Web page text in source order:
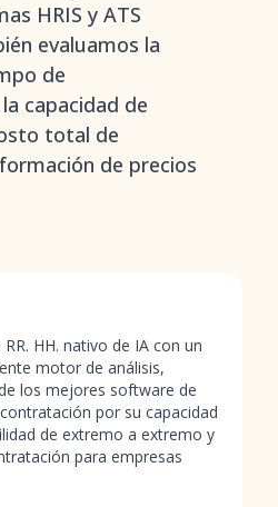
HRIS y ATS
evaluamos la
de
capacidad de
total de
de precios
HH. nativo de IA con un
motor de análisis,
los mejores software de
por su capacidad
de extremo a extremo y
para empresas